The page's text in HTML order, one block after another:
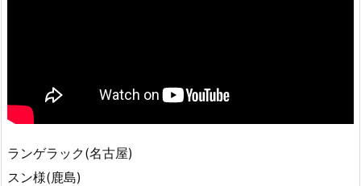
ランゲラック(名古屋)
スン様(鹿島)